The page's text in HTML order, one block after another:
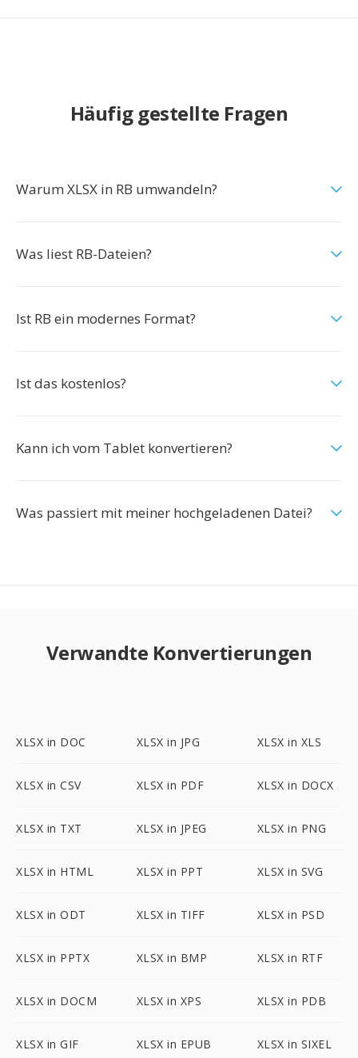
Häufig gestellte Fragen
Warum XLSX in RB umwandeln?
Was liest RB-Dateien?
Ist RB ein modernes Format?
Ist das kostenlos?
Kann ich vom Tablet konvertieren?
Was passiert mit meiner hochgeladenen Datei?
Verwandte Konvertierungen
XLSX in DOC XLSX in JPG XLSX in XLS
XLSX in CSV XLSX in PDF XLSX in DOCX
XLSX in TXT XLSX in JPEG XLSX in PNG
XLSX in HTML XLSX in PPT XLSX in SVG
XLSX in ODT XLSX in TIFF XLSX in PSD
XLSX in PPTX XLSX in BMP XLSX in RTF
XLSX in DOCM XLSX in XPS XLSX in PDB
XLSX in GIF XLSX in EPUB XLSX in SIXEL